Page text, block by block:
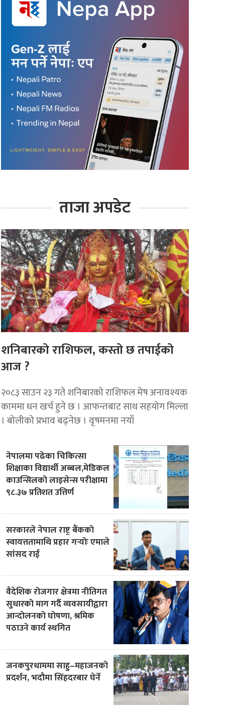
ताजा अपडेट
शनिबारको राशिफल, कस्तो छ तपाईको
आज ?
२०८३ साउन २३ गते शनिबारको राशिफल मेष अनावश्यक
काममा धन खर्च हुने छ । आफन्तबाट साथ सहयोग मिल्ला
। बोलीको प्रभाव बढ्नेछ । वृषमनमा नयाँ
नेपालमा पढेका चिकित्सा
शिक्षाका विद्यार्थी अब्बल,मेडिकल
काउन्सिलको लाइसेन्स परीक्षामा
९८.३७ प्रतिशत उत्तिर्ण
सरकारले नेपाल राष्ट्र बैंकको
स्वायत्ततामाथि प्रहार गर्‍योः एमाले
सांसद राई
वैदेशिक रोजगार क्षेत्रमा नीतिगत
सुधारको माग गर्दै व्यवसायीद्वारा
आन्दोलनको घोषणा, श्रमिक
पठाउने कार्य स्थगित
जनकपुरधाममा साहु–महाजनको
प्रदर्शन, भदौमा सिंहदरबार घेर्ने